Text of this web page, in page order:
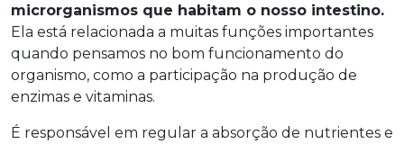
microrganismos que habitam o nosso intestino.
Ela está relacionada a muitas funções importantes
quando pensamos no bom funcionamento do
organismo, como a participação na produção de
enzimas e vitaminas.
É responsável em regular a absorção de nutrientes e